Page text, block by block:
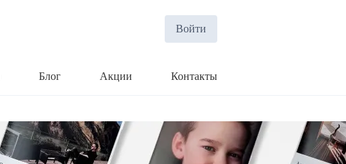
Войти
Блог Акции Контакты